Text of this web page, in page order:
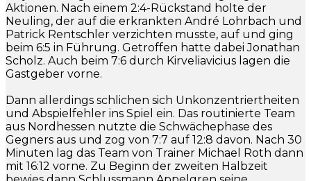
Aktionen. Nach einem 2:4-Rückstand holte der
Neuling, der auf die erkrankten André Lohrbach und
Patrick Rentschler verzichten musste, auf und ging
beim 6:5 in Führung. Getroffen hatte dabei Jonathan
Scholz. Auch beim 7:6 durch Kirveliavicius lagen die
Gastgeber vorne.
Dann allerdings schlichen sich Unkonzentriertheiten
und Abspielfehler ins Spiel ein. Das routinierte Team
aus Nordhessen nutzte die Schwächephase des
Gegners aus und zog von 7:7 auf 12:8 davon. Nach 30
Minuten lag das Team von Trainer Michael Roth dann
mit 16:12 vorne. Zu Beginn der zweiten Halbzeit